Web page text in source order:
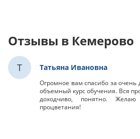
Отзывы в Кемерово
Т Татьяна Ивановна
Огромное вам спасибо за
объемный курс обучения. Вся
доходчиво, понятно.
процветания!